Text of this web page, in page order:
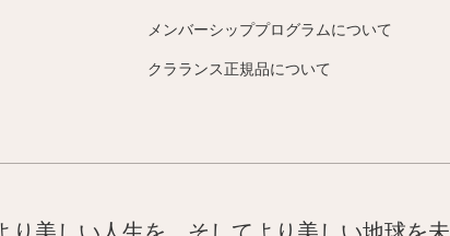
メンバーシッププログラムについて
クラランス正規品について